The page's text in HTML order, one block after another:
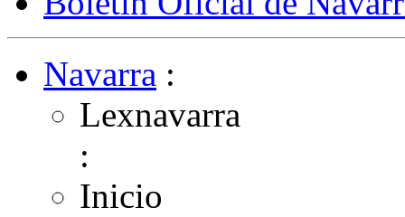
Navarra :
Lexnavarra
:
Inicio